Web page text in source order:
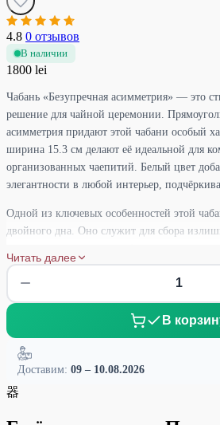
4.8 0 отзывов
В наличии
1800 lei
Чабань «Безупречная асимметрия» — это
решение для чайной церемонии.
асимметрия придают этой чабани особый
ширина 15.3 см делают её идеальной для
организованных чаепитий. Белый цвет
элегантности в любой интерьер,
Одной из ключевых особенностей этой
двойного дна. Оно служит для сбора
легко удаляется, что упрощает уход и
столе. Такая конструкция значительно
церемонии, избавляя от лишней суеты.
Сочетание бамбука и меламина в этой
долговечность и практичность. Бамбук —
материал, который отлично вписывается в
износа, что делает чабань более долговечной.
Читать далее
В
Доставим: 09 – 10.08.2026
器